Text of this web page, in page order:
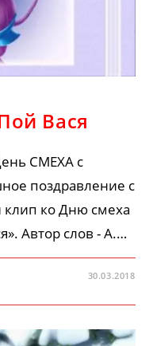
Вася
СМЕХА с
поздравление с
клип ко Дню смеха
Автор слов - А.…
30.03.2018